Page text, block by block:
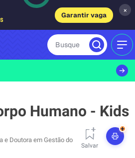
Garantir vaga
×
Busque
Humano - Kids
e Doutora em Gestão do
Salvar
+